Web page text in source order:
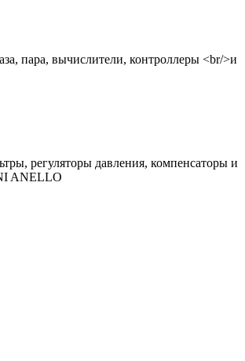
пара, вычислители, контроллеры <br/>и
регуляторы давления, компенсаторы и
ANELLO